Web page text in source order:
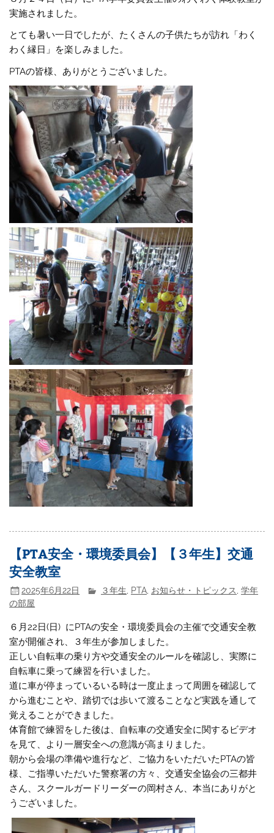
実施されました。
とても暑い一日でしたが、たくさんの子供たちが訪れ「わく
わく縁日」を楽しみました。
PTAの皆様、ありがとうございました。
【PTA安全・環境委員会】【３年生】交通
安全教室
2025年6月22日 ３年生 PTA お知らせ・トピックス ,学年
の部屋
６月22日(日) にPTAの安全・環境委員会の主催で交通安全教
室が開催され、３年生が参加しました。
正しい自転車の乗り方や交通安全のルールを確認し、実際に
自転車に乗って練習を行いました。
道に車が停まっているいる時は一度止まって周囲を確認して
から進むことや、踏切では歩いて渡ることなど実践を通して
覚えることができました。
体育館で練習をした後は、自転車の交通安全に関するビデオ
を見て、より一層安全への意識が高まりました。
朝から会場の準備や進行など、ご協力をいただいたPTAの皆
様、ご指導いただいた警察署の方々、交通安全協会の三都井
さん、スクールガードリーダーの岡村さん、本当にありがと
うございました。